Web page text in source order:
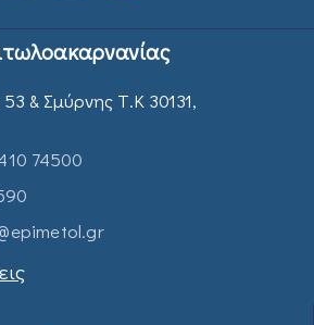
& Σμύρνης Τ.Κ 30131,
74500